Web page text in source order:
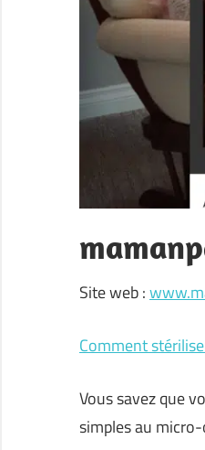
Site web :
Comment
Vous savez que
simples au micro-